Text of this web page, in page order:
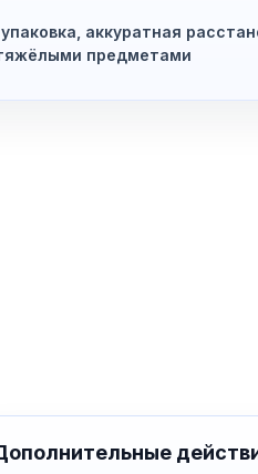
аккуратная
предметами